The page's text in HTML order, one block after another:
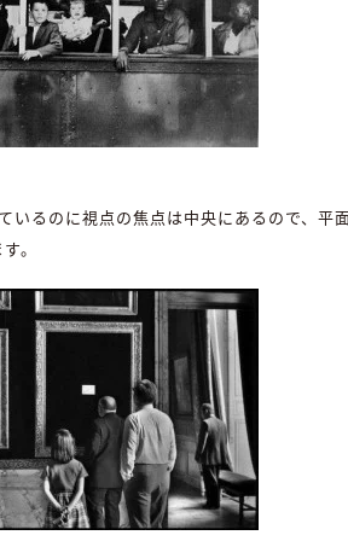
いるのに視点の焦点は中央にあるので、平
。